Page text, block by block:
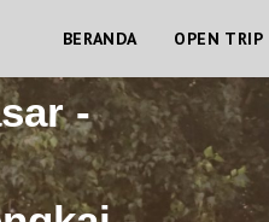
BERANDA OPEN TRIP
-